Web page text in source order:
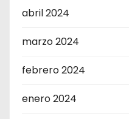
abril 2024
marzo 2024
febrero 2024
enero 2024